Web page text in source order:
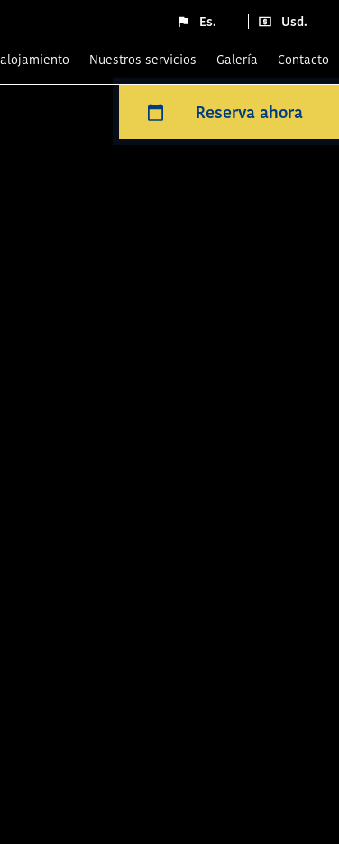
Es. Usd.
alojamiento nuestros servicios Galería Contacto
Reserva ahora